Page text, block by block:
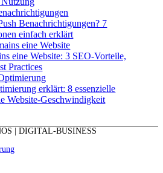
Benachrichtigungen? 7
einfach erklärt
eine Website: 3 SEO-Vorteile,
Practices
erklärt: 8 essenzielle
Website-Geschwindigkeit
| DIGITAL-BUSINESS